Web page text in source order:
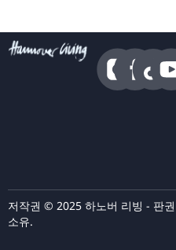
저작권 © 2025 하노버 리빙 - 판권
소유.